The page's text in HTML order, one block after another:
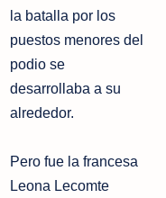
la batalla por los
puestos menores del
podio se
desarrollaba a su
alrededor.
Pero fue la francesa
Leona Lecomte